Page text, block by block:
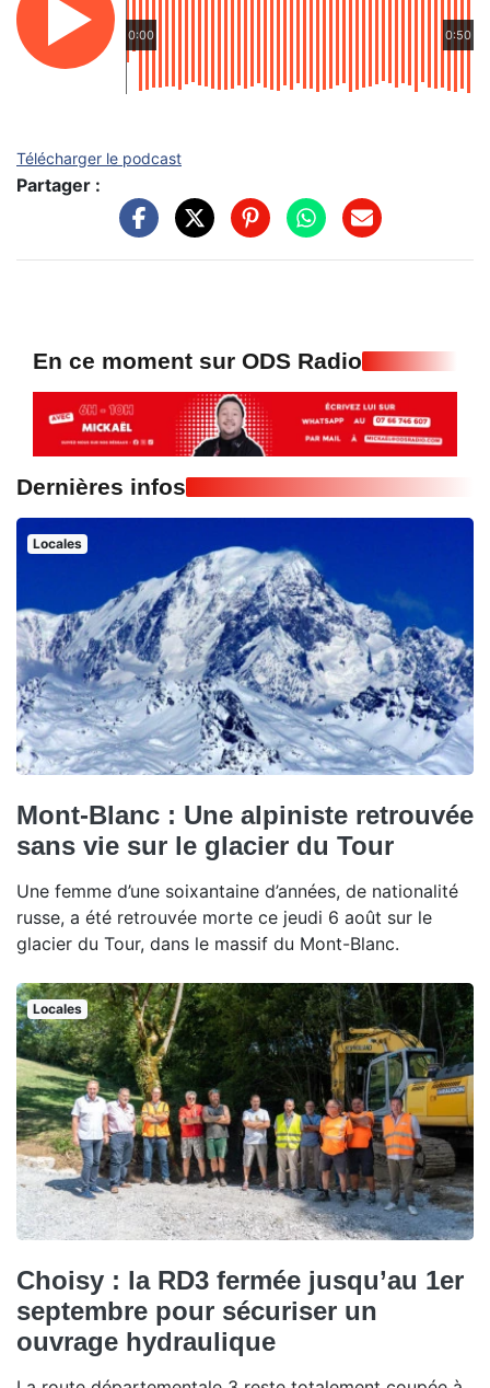
0:00 0:50
Télécharger le podcast
Partager :
En ce moment sur ODS Radio
Dernières infos
Locales
Mont-Blanc : Une alpiniste retrouvée
sans vie sur le glacier du Tour
Une femme d’une soixantaine d’années, de nationalité
russe, a été retrouvée morte ce jeudi 6 août sur le
glacier du Tour, dans le massif du Mont-Blanc.
Locales
Choisy : la RD3 fermée jusqu’au 1er
septembre pour sécuriser un
ouvrage hydraulique